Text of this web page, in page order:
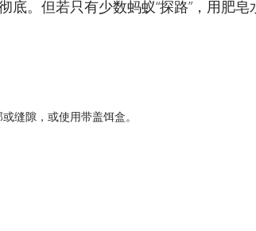
。但若只有少数蚂蚁“探路”，用肥皂
缝隙，或使用带盖饵盒。